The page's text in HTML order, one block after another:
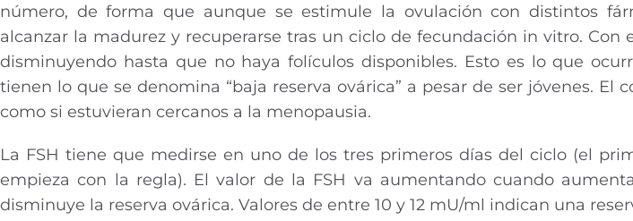
número, de forma que aunque se estimule la ovulación con distintos
alcanzar la madurez y recuperarse tras un ciclo de fecundación in vitro. Con
disminuyendo hasta que no haya folículos disponibles. Esto es lo que
tienen lo que se denomina “baja reserva ovárica” a pesar de ser jóvenes. El
como si estuvieran cercanos a la menopausia.
La FSH tiene que medirse en uno de los tres primeros días del ciclo (el
empieza con la regla). El valor de la FSH va aumentando cuando
disminuye la reserva ovárica. Valores de entre 10 y 12 mU/ml indican una